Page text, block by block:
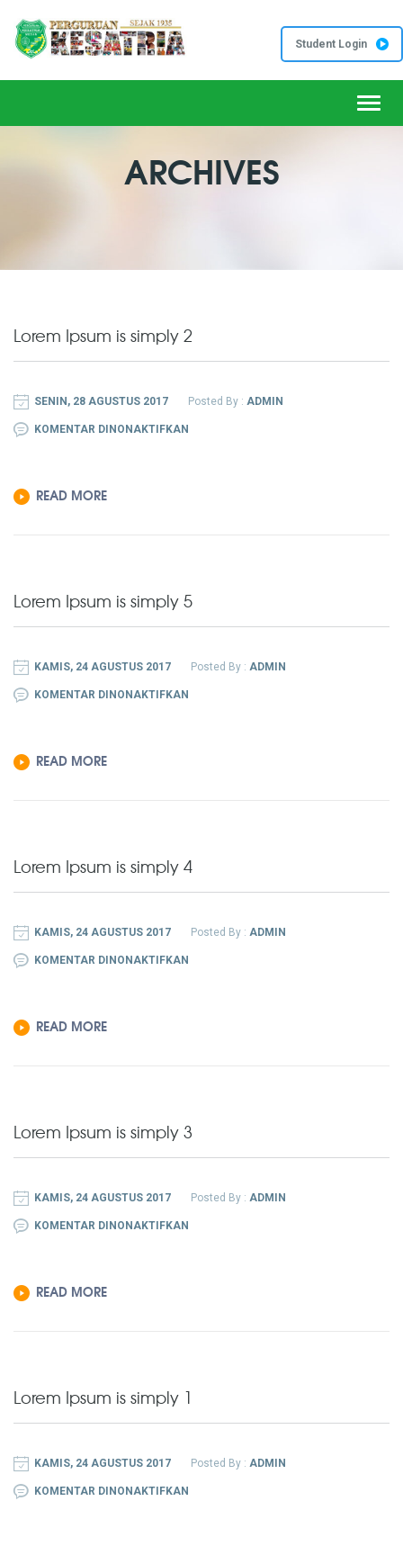
Student Login
ARCHIVES
Lorem Ipsum is simply 2
SENIN, 28 AGUSTUS 2017 Posted By : ADMIN
KOMENTAR DINONAKTIFKAN
READ MORE
Lorem Ipsum is simply 5
KAMIS, 24 AGUSTUS 2017 Posted By : ADMIN
KOMENTAR DINONAKTIFKAN
READ MORE
Lorem Ipsum is simply 4
KAMIS, 24 AGUSTUS 2017 Posted By : ADMIN
KOMENTAR DINONAKTIFKAN
READ MORE
Lorem Ipsum is simply 3
KAMIS, 24 AGUSTUS 2017 Posted By : ADMIN
KOMENTAR DINONAKTIFKAN
READ MORE
Lorem Ipsum is simply 1
KAMIS, 24 AGUSTUS 2017 Posted By : ADMIN
KOMENTAR DINONAKTIFKAN